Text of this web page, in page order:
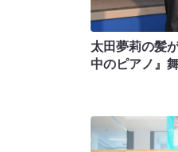
太田夢莉の髪
中のピアノ』